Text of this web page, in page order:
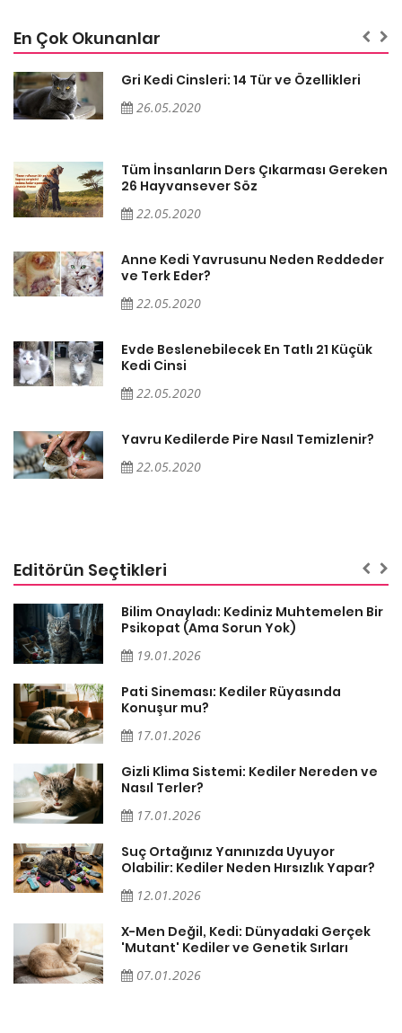
En Çok Okunanlar
Gri Kedi Cinsleri: 14 Tür ve Özellikleri
26.05.2020
Tüm İnsanların Ders Çıkarması Gereken
26 Hayvansever Söz
22.05.2020
Anne Kedi Yavrusunu Neden Reddeder
ve Terk Eder?
22.05.2020
Evde Beslenebilecek En Tatlı 21 Küçük
Kedi Cinsi
22.05.2020
Yavru Kedilerde Pire Nasıl Temizlenir?
22.05.2020
Editörün Seçtikleri
Bilim Onayladı: Kediniz Muhtemelen Bir
Psikopat (Ama Sorun Yok)
19.01.2026
Pati Sineması: Kediler Rüyasında
Konuşur mu?
17.01.2026
Gizli Klima Sistemi: Kediler Nereden ve
Nasıl Terler?
17.01.2026
Suç Ortağınız Yanınızda Uyuyor
Olabilir: Kediler Neden Hırsızlık Yapar?
12.01.2026
X-Men Değil, Kedi: Dünyadaki Gerçek
'Mutant' Kediler ve Genetik Sırları
07.01.2026